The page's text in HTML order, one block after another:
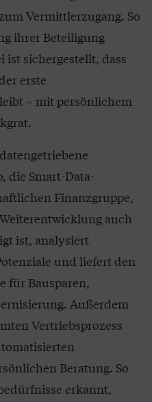
Vermittlerzugang. So
ihrer Beteiligung
ist sichergestellt, dass
erste
– mit persönlichem
die Smart-Data-
Finanzgruppe,
auch
ist, analysiert
und liefert den
für Bausparen,
Außerdem
Vertriebsprozess
Beratung. So
erkannt,